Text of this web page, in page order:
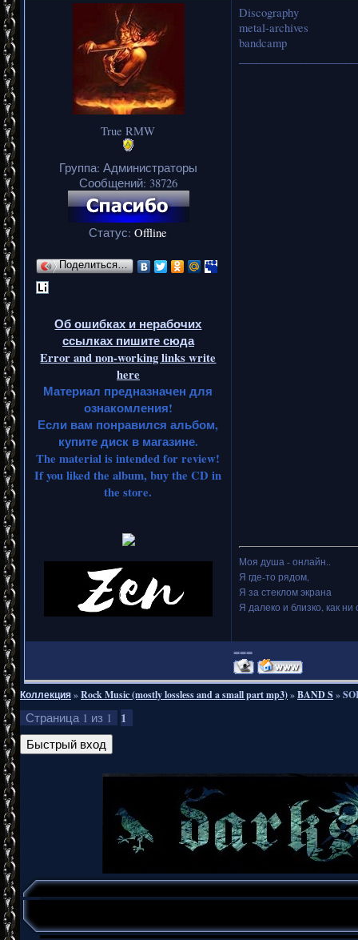
True RMW
Группа: Администраторы
Сообщений: 38726
Статус:Offline
Поделиться…
Об ошибках и нерабочих
ссылках пишите сюда
Error and non-working links write
here
Материал предназначен для
ознакомления!
Если вам понравился альбом,
купите диск в магазине.
The material is intended for review!
If you liked the album, buy the CD in
the store.
Discography
metal-archives
bandcamp
Моя душа - онлайн..
Я где-то рядом,
Я за стеклом экрана
Я далеко и близко, как ни
===
Коллекция»Rock Music (mostly lossless and a small part mp3)»BAND S »
Страница 1 из 1 1